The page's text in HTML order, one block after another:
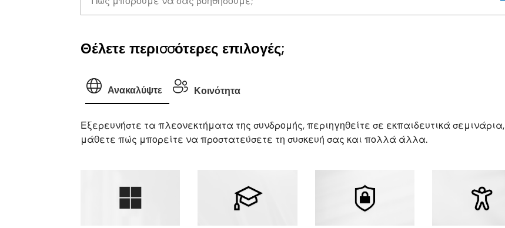
Θέλετε περισσότερες επιλογές;
Ανακαλύψτε Κοινότητα
Εξερευνήστε τα πλεονεκτήματα της συνδρομής, περιηγηθείτε σε εκπαιδευτικά σεμινάρια,
μάθετε πώς μπορείτε να προστατεύσετε τη συσκευή σας και πολλά άλλα.